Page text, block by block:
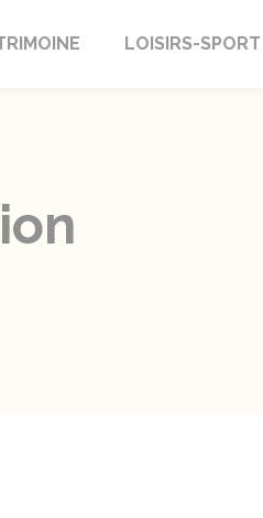
LOISIRS-SPORT